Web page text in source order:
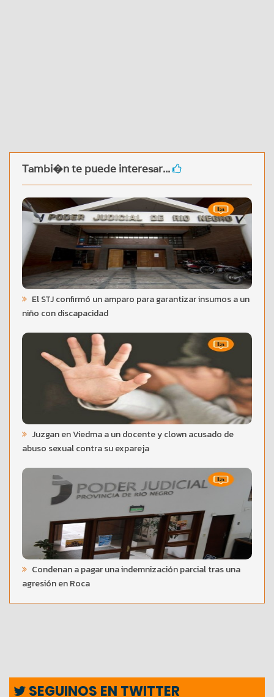
Tambi�n te puede interesar...
El STJ confirmó un amparo para garantizar insumos a un
niño con discapacidad
Juzgan en Viedma a un docente y clown acusado de
abuso sexual contra su expareja
Condenan a pagar una indemnización parcial tras una
agresión en Roca
SEGUINOS EN TWITTER